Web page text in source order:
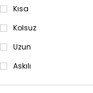
Midi Gece Elbiseleri
Bakır Rengi Gece Elbiseleri
Bebe Mavi Gece Elbiseleri
Beyaz Gece Elbiseleri
Bordo Gece Elbiseleri
Kısa
Kolsuz
Uzun
Askılı